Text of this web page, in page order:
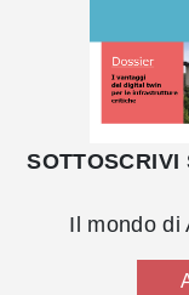
SOTTOSCRIVI
Il mondo di